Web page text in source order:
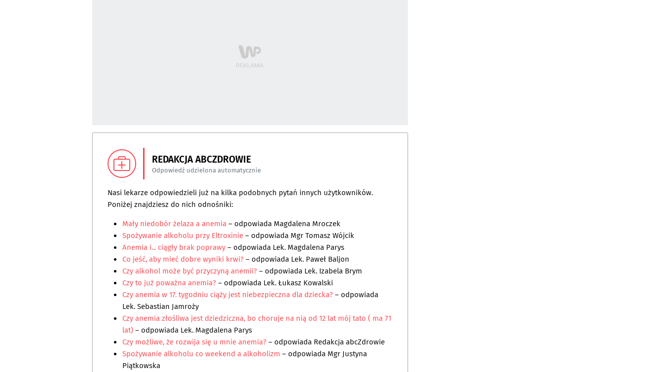
REDAKCJA ABCZDROWIE
Odpowiedź udzielona automatycznie
Nasi lekarze odpowiedzieli już na kilka podobnych pytań innych użytkowników.
Poniżej znajdziesz do nich odnośniki:
Mały niedobór żelaza a anemia– odpowiada Magdalena Mroczek
Spożywanie alkoholu przy Eltroxinie– odpowiada Mgr Tomasz Wójcik
Anemia i... ciągły brak poprawy– odpowiada Lek. Magdalena Parys
Co jeść, aby mieć dobre wyniki krwi?– odpowiada Lek. Paweł Baljon
Czy alkohol może być przyczyną anemii?– odpowiada Lek. Izabela Brym
Czy to już poważna anemia?– odpowiada Lek. Łukasz Kowalski
Czy anemia w 17. tygodniu ciąży jest niebezpieczna dla dziecka?– odpowiada
Lek. Sebastian Jamroży
Czy anemia złośliwa jest dziedziczna, bo choruje na nią od 12 lat mój tato ( ma 71
lat)– odpowiada Lek. Magdalena Parys
Czy możliwe, że rozwija się u mnie anemia?– odpowiada Redakcja abcZdrowie
Spożywanie alkoholu co weekend a alkoholizm – odpowiada Mgr Justyna
Piątkowska